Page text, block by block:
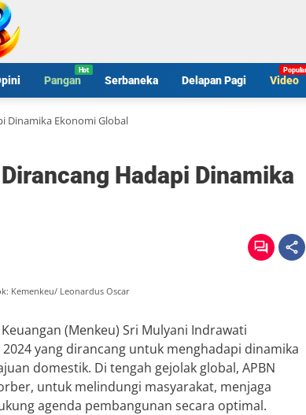
Pangan Serbaneka Delapan Pagi Video
Dinamika Ekonomi Global
Hadapi Dinamika
Kemenkeu/ Leonardus Oscar
Keuangan (Menkeu) Sri Mulyani Indrawati
yang dirancang untuk menghadapi dinamika
domestik. Di tengah gejolak global, APBN
untuk melindungi masyarakat, menjaga
agenda pembangunan secara optimal.